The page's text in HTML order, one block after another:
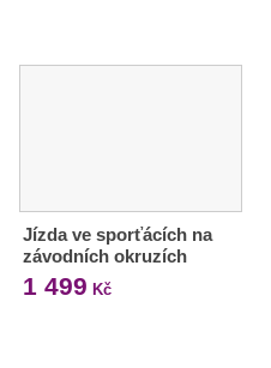
Jízda ve sporťácích na
závodních okruzích
1 499 Kč